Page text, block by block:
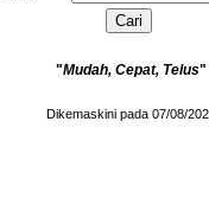
"Mudah, Cepat, Telus"
Dikemaskini pada 07/08/